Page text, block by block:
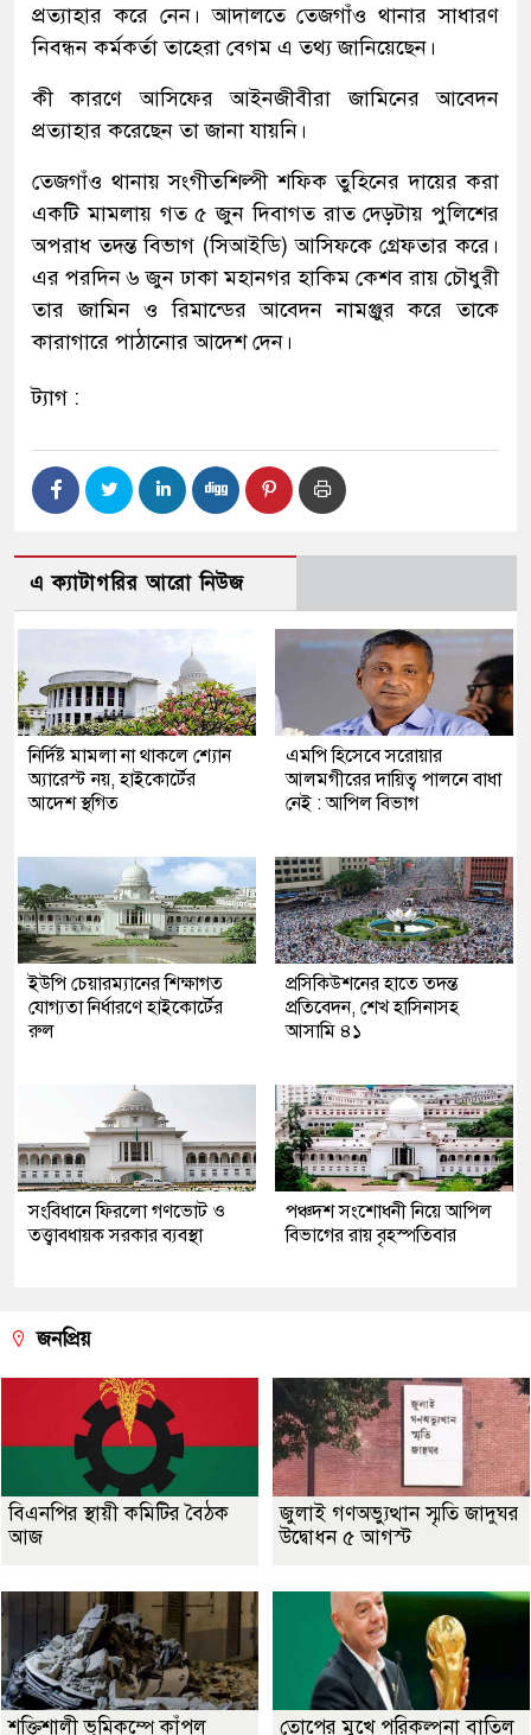
প্রত্যাহার করে নেন। আদালতে তেজগাঁও থানার সাধারণ
নিবন্ধন কর্মকর্তা তাহেরা বেগম এ তথ্য জানিয়েছেন।
কী কারণে আসিফের আইনজীবীরা জামিনের আবেদন
প্রত্যাহার করেছেন তা জানা যায়নি।
তেজগাঁও থানায় সংগীতশিল্পী শফিক তুহিনের দায়ের করা
একটি মামলায় গত ৫ জুন দিবাগত রাত দেড়টায় পুলিশের
অপরাধ তদন্ত বিভাগ (সিআইডি) আসিফকে গ্রেফতার করে।
এর পরদিন ৬ জুন ঢাকা মহানগর হাকিম কেশব রায় চৌধুরী
তার জামিন ও রিমান্ডের আবেদন নামঞ্জুর করে তাকে
কারাগারে পাঠানোর আদেশ দেন।
ট্যাগ :
এ ক্যাটাগরির আরো নিউজ
নির্দিষ্ট মামলা না থাকলে শ্যোন
অ্যারেস্ট নয়, হাইকোর্টের
আদেশ স্থগিত
এমপি​ হিসেবে সরোয়ার
আলমগীরের দায়িত্ব পালনে বাধা
নেই : আপিল বিভাগ
ইউপি চেয়ারম্যানের শিক্ষাগত
যোগ্যতা নির্ধারণে হাইকোর্টের
রুল
প্রসিকিউশনের হাতে তদন্ত
প্রতিবেদন, শেখ হাসিনাসহ
আসামি ৪১
সংবিধানে ফিরলো গণভোট ও
তত্ত্বাবধায়ক সরকার ব্যবস্থা
পঞ্চদশ সংশোধনী নিয়ে আপিল
বিভাগের রায় বৃহস্পতিবার
জনপ্রিয়
বিএনপির স্থায়ী কমিটির বৈঠক
আজ
জুলাই গণঅভ্যুত্থান স্মৃতি জাদুঘর
উদ্বোধন ৫ আগস্ট
শক্তিশালী ভূমিকম্পে কাঁপল তোপের মুখে পরিকল্পনা বাতিল